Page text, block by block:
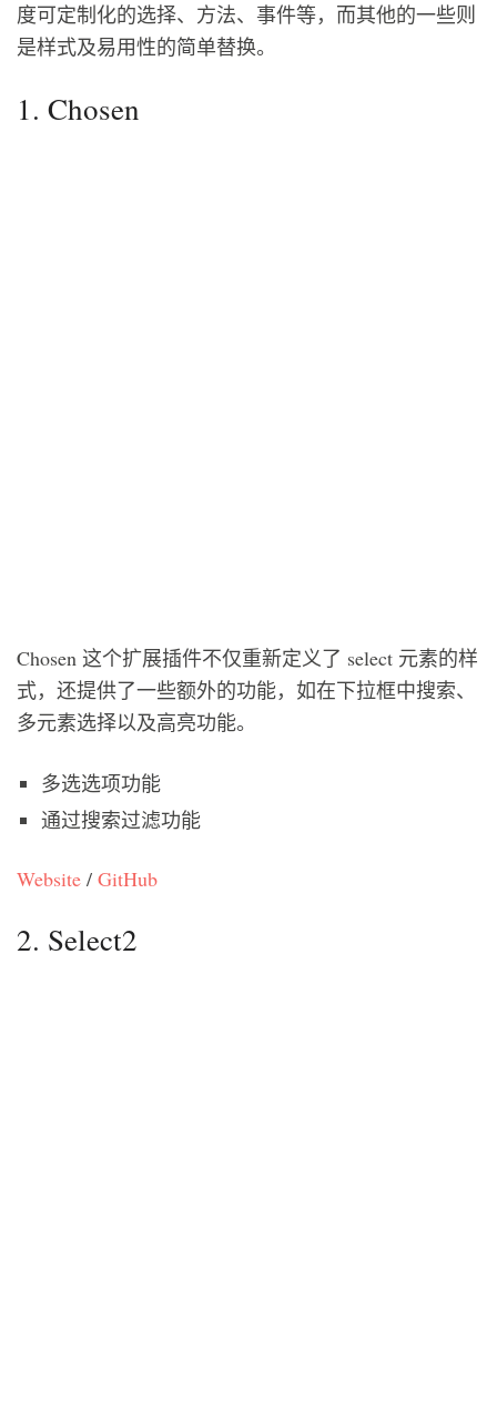
度可定制化的选择、方法、事件等，而其他的一些则
是样式及易用性的简单替换。
1. Chosen
Chosen 这个扩展插件不仅重新定义了 select 元素的样
式，还提供了一些额外的功能，如在下拉框中搜索、
多元素选择以及高亮功能。
多选选项功能
通过搜索过滤功能
Website / GitHub
2. Select2